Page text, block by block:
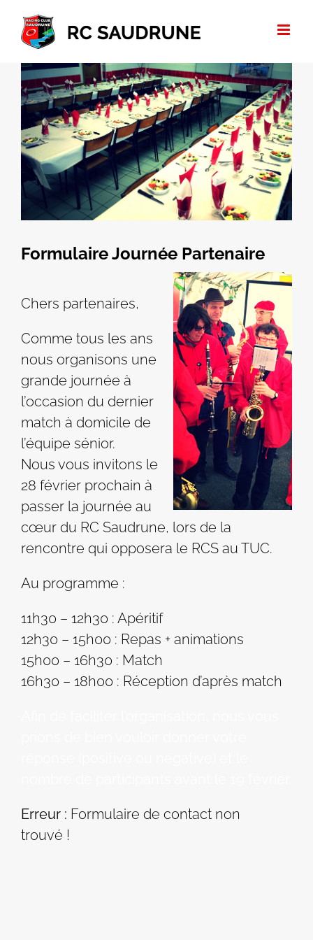
Passer
contenu
Voir
l'image
agrandie
Formulaire Journée Partenaire
Chers partenaires,
Comme tous les ans
nous organisons une
grande journée à
l’occasion du dernier
match à domicile de
l’équipe sénior.
Nous vous invitons le
28 février prochain à
passer la journée au
cœur du RC Saudrune, lors de la
rencontre qui opposera le RCS au TUC.
Au programme :
11h30 – 12h30 : Apéritif
12h30 – 15h00 : Repas + animations
15h00 – 16h30 : Match
16h30 – 18h00 : Réception d’après match
Erreur : Formulaire de contact non
trouvé !